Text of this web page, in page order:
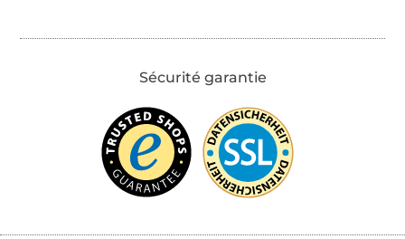
Sécurité garantie